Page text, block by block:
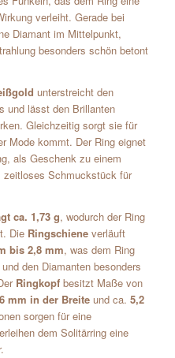
verleiht. Gerade bei
Diamant im Mittelpunkt,
besonders schön betont
unterstreicht den
und lässt den Brillanten
Gleichzeitig sorgt sie für
Mode kommt. Der Ring eignet
als Geschenk zu einem
zeitloses Schmuckstück für
ca. 1,73 g, wodurch der Ring
Die Ringschieneverläuft
bis 2,8 mm, was dem Ring
den Diamanten besonders
Ringkopfbesitzt Maße von
mm in der Breiteund ca. 5,2
sorgen für eine
dem Solitärring eine